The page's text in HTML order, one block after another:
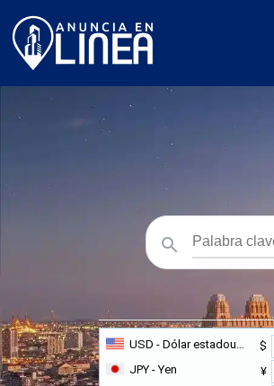
USD - Dólar estadounidense $
JPY - Yen ¥